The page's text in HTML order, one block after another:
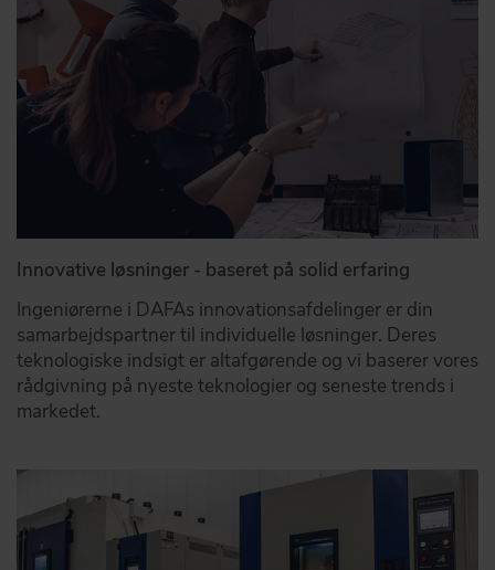
Innovative løsninger - baseret på solid erfaring
Ingeniørerne i DAFAs innovationsafdelinger er din
samarbejdspartner til individuelle løsninger. Deres
teknologiske indsigt er altafgørende og vi baserer vores
rådgivning på nyeste teknologier og seneste trends i
markedet.